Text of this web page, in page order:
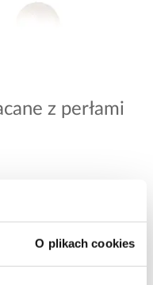
O plikach cookies
z perłami